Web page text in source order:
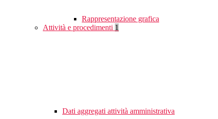
Rappresentazione grafica
Attività e procedimenti 1
Dati aggregati attività amministrativa